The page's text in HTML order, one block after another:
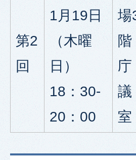
第2
回
1月19日
（木曜
日）
18：30-
20：00
場
階
庁
議
室